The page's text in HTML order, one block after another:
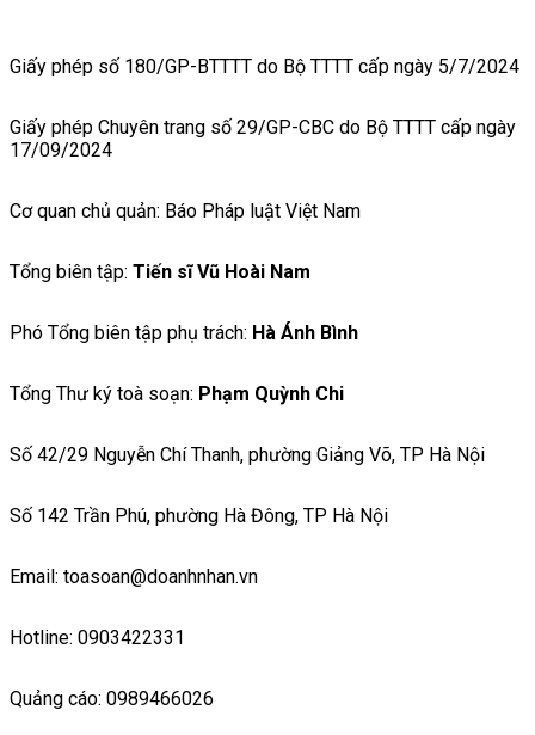
Giấy phép số 180/GP-BTTTT do Bộ TTTT cấp ngày 5/7/2024
Giấy phép Chuyên trang số 29/GP-CBC do Bộ TTTT cấp ngày
17/09/2024
Cơ quan chủ quản: Báo Pháp luật Việt Nam
Tổng biên tập: Tiến sĩ Vũ Hoài Nam
Phó Tổng biên tập phụ trách: Hà Ánh Bình
Tổng Thư ký toà soạn: Phạm Quỳnh Chi
Số 42/29 Nguyễn Chí Thanh, phường Giảng Võ, TP Hà Nội
Số 142 Trần Phú, phường Hà Đông, TP Hà Nội
Email: toasoan@doanhnhan.vn
Hotline: 0903422331
Quảng cáo: 0989466026